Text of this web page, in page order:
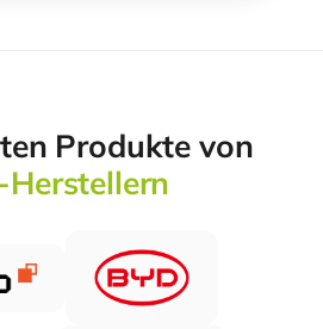
Produkte von
Herstellern